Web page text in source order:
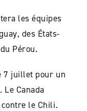
les équipes
des États-
Pérou.
7 juillet pour un
Canada
le Chili.